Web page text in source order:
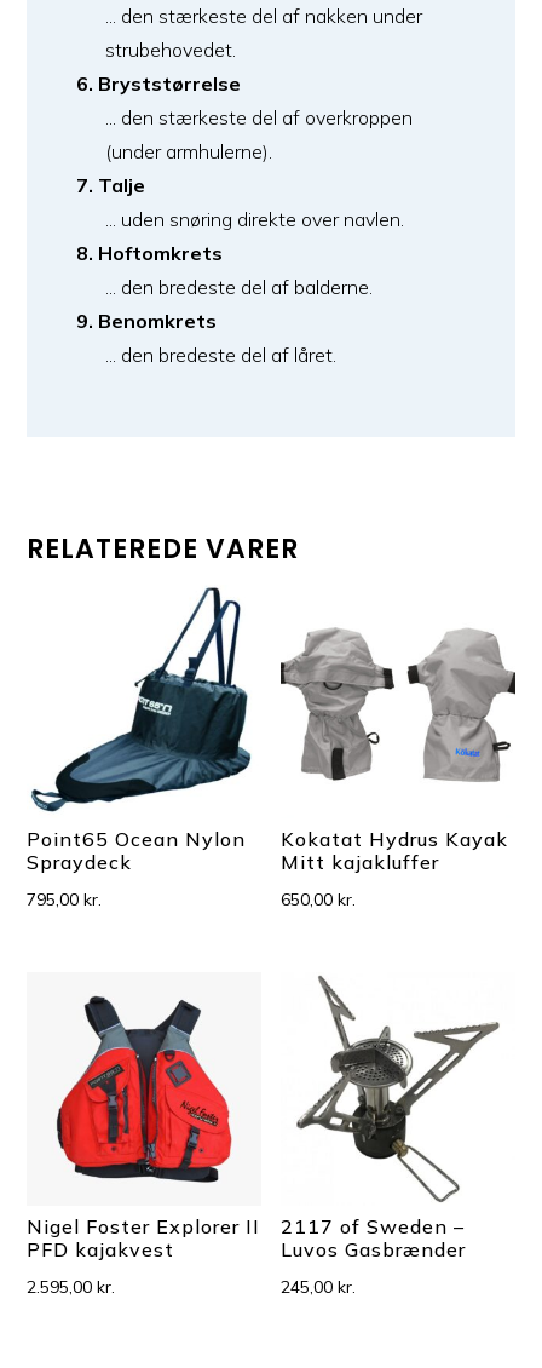
... den stærkeste del af nakken under
strubehovedet.
6. Bryststørrelse
... den stærkeste del af overkroppen
(under armhulerne).
7. Talje
... uden snøring direkte over navlen.
8. Hoftomkrets
... den bredeste del af balderne.
9. Benomkrets
... den bredeste del af låret.
RELATEREDE VARER
Point65 Ocean Nylon
Spraydeck
795,00kr.
Kokatat Hydrus Kayak
Mitt kajakluffer
650,00kr.
Nigel Foster Explorer II
PFD kajakvest
2.595,00kr.
2117 of Sweden –
Luvos Gasbrænder
245,00kr.